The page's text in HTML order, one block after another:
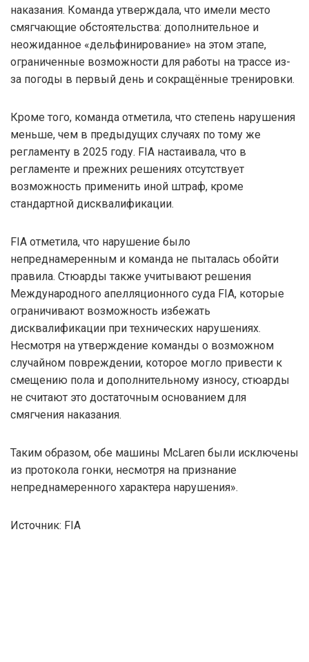
наказания. Команда утверждала, что имели место
смягчающие обстоятельства: дополнительное и
неожиданное «дельфинирование» на этом этапе,
ограниченные возможности для работы на трассе из-
за погоды в первый день и сокращённые тренировки.
Кроме того, команда отметила, что степень нарушения
меньше, чем в предыдущих случаях по тому же
регламенту в 2025 году. FIA настаивала, что в
регламенте и прежних решениях отсутствует
возможность применить иной штраф, кроме
стандартной дисквалификации.
FIA отметила, что нарушение было
непреднамеренным и команда не пыталась обойти
правила. Стюарды также учитывают решения
Международного апелляционного суда FIA, которые
ограничивают возможность избежать
дисквалификации при технических нарушениях.
Несмотря на утверждение команды о возможном
случайном повреждении, которое могло привести к
смещению пола и дополнительному износу, стюарды
не считают это достаточным основанием для
смягчения наказания.
Таким образом, обе машины McLaren были исключены
из протокола гонки, несмотря на признание
непреднамеренного характера нарушения».
Источник: FIA